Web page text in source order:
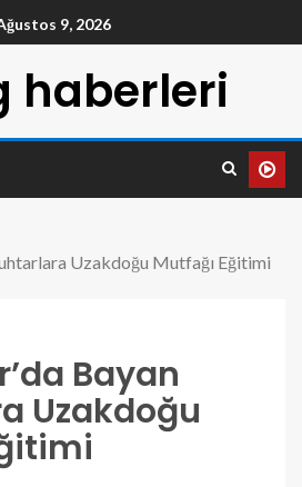
9, 2026
haberleri
Uzakdoğu Mutfağı Eğitimi
Bayan
Uzakdoğu